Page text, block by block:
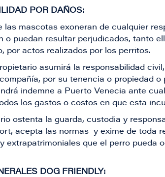
POR DAÑOS:
las mascotas exoneran de cualquier
o puedan resultar perjudicados, tanto
por actos realizados por los perritos.
asumirá la responsabilidad
por su tenencia o propiedad
indemne a Puerto Venecia ante
los gastos o costos en que esta
ostenta la guarda, custodia y
acepta las normas y exime de toda
extrapatrimoniales que el perro pueda
DOG FRIENDLY: